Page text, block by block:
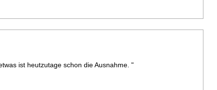
ist heutzutage schon die Ausnahme. "